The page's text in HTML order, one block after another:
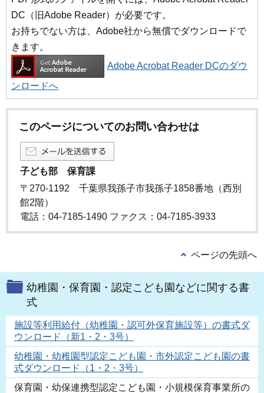
DC（旧Adobe Reader）が必要です。
お持ちでない方は、Adobe社から無償でダウンロードで
きます。
Adobe Acrobat Reader DCのダウ
ンロードへ
このページについてのお問い合わせは
子ども部 保育課
〒270-1192 千葉県我孫子市我孫子1858番地（西別
館2階）
電話：04-7185-1490 ファクス：04-7185-3933
ページの先頭へ
幼稚園・保育園・認定こども園などに関する書
式
施設等利用給付（幼稚園・認可外保育施設等）の書式ダ
ウンロード（新1・2・3号）
幼稚園・幼稚園型認定こども園・市外認定こども園の書
式ダウンロード（1・2・3号）
保育園・幼保連携型認定こども園・小規模保育事業所の